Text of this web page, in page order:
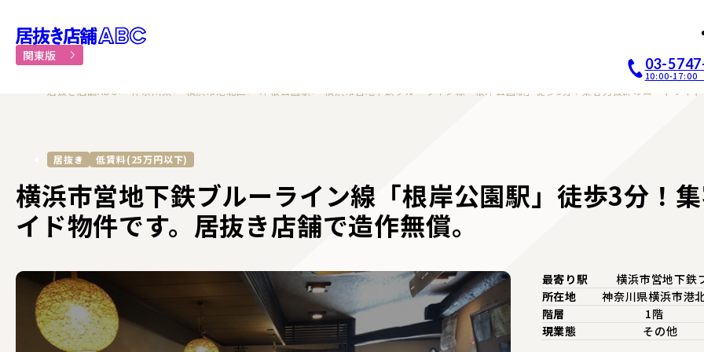
居抜き物件・貸店舗での飲食店開業｜居抜き店舗ABCホー
関東版
03-
10:00-17:00
居抜き店舗ABC 神奈川県 横浜市港北区 岸根公園駅 横浜市営地下鉄ブルーライン線「根岸公園駅」徒歩3分！集客力抜群のロードサイ
居抜き 低賃料(25万円以下)
横浜市営地下鉄ブルーライン線「根岸公園駅」徒歩3分！
イド物件です。居抜き店舗で造作無償。
最寄り駅
横浜市営地下鉄
所在地
神奈川県横浜市港
階層
1階
現業態
その他